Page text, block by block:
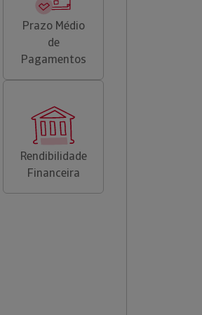
Prazo Médio
de
Pagamentos
Rendibilidade
Financeira